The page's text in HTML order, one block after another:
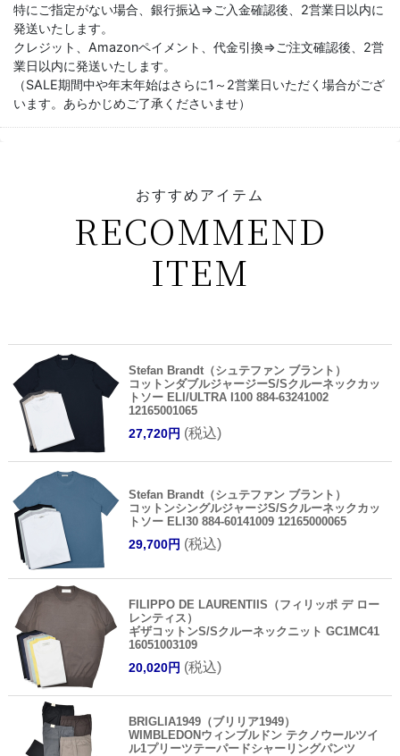
特にご指定がない場合、銀行振込⇒ご入金確認後、2営業日以内に
発送いたします。
クレジット、Amazonペイメント、代金引換⇒ご注文確認後、2営
業日以内に発送いたします。
（SALE期間中や年末年始はさらに1～2営業日いただく場合がござ
います。あらかじめご了承くださいませ）
おすすめアイテム
RECOMMEND
ITEM
Stefan Brandt（シュテファン ブラント）
コットンダブルジャージーS/Sクルーネックカッ
トソー ELI/ULTRA I100 884-63241002
12165001065
27,720円 (税込)
Stefan Brandt（シュテファン ブラント）
コットンシングルジャージS/Sクルーネックカッ
トソー ELI30 884-60141009 12165000065
29,700円 (税込)
FILIPPO DE LAURENTIIS（フィリッポ デ ロー
レンティス）
ギザコットンS/Sクルーネックニット GC1MC41
16051003109
20,020円 (税込)
BRIGLIA1949（ブリリア1949）
WIMBLEDONウィンブルドン テクノウールツイ
ル1プリーツテーパードシャーリングパンツ